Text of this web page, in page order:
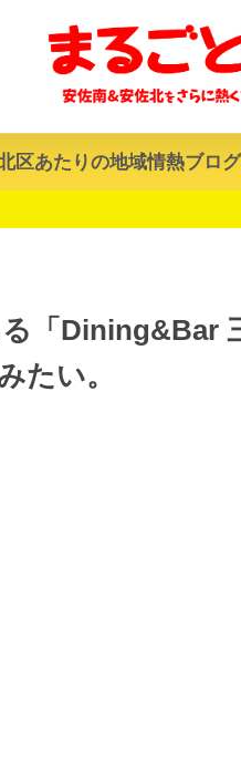
区あたりの地域情熱ブロ
「Dining&Bar
たい。